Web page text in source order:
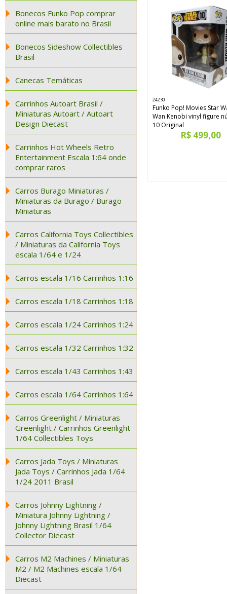
Bonecos Funko Pop comprar
online mais barato no Brasil
Bonecos Sideshow Collectibles
Brasil
Canecas Temáticas
Carrinhos Autoart Brasil /
Miniaturas Autoart / Autoart
Design Diecast
Carrinhos Hot Wheels Retro
Entertainment Escala 1:64 onde
comprar raros
Carros Burago Miniaturas /
Miniaturas da Burago / Burago
Miniaturas
Carros California Toys Collectibles
/ Miniaturas da California Toys
escala 1/64 e 1/24
Carros escala 1/16 Carrinhos 1:16
Carros escala 1/18 Carrinhos 1:18
Carros escala 1/24 Carrinhos 1:24
Carros escala 1/32 Carrinhos 1:32
Carros escala 1/43 Carrinhos 1:43
Carros escala 1/64 Carrinhos 1:64
Carros Greenlight / Miniaturas
Greenlight / Carrinhos Greenlight
1/64 Collectibles Toys
Carros Jada Toys / Miniaturas
Jada Toys / Carrinhos Jada 1/64
1/24 2011 Brasil
Carros Johnny Lightning /
Miniatura Johnny Lightning /
Johnny Lightning Brasil 1/64
Collector Diecast
Carros M2 Machines / Miniaturas
M2 / M2 Machines escala 1/64
Diecast
24230
Funko Pop! Movies Star
Wan Kenobi vinyl figure
10 Original
R$ 499,00